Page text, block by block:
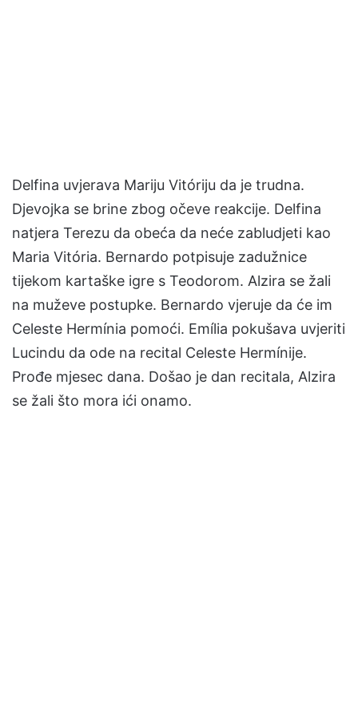
Delfina uvjerava Mariju Vitóriju da je trudna.
Djevojka se brine zbog očeve reakcije. Delfina
natjera Terezu da obeća da neće zabludjeti kao
Maria Vitória. Bernardo potpisuje zadužnice
tijekom kartaške igre s Teodorom. Alzira se žali
na muževe postupke. Bernardo vjeruje da će im
Celeste Hermínia pomoći. Emília pokušava uvjeriti
Lucindu da ode na recital Celeste Hermínije.
Prođe mjesec dana. Došao je dan recitala, Alzira
se žali što mora ići onamo.